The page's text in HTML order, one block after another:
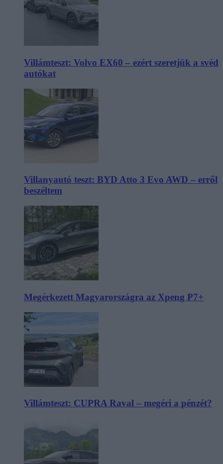
Villámteszt: Volvo EX60 – ezért szeretjük a svéd
autókat
Villanyautó teszt: BYD Atto 3 Evo AWD – erről
beszéltem
Megérkezett Magyarországra az Xpeng P7+
Villámteszt: CUPRA Raval – megéri a pénzét?